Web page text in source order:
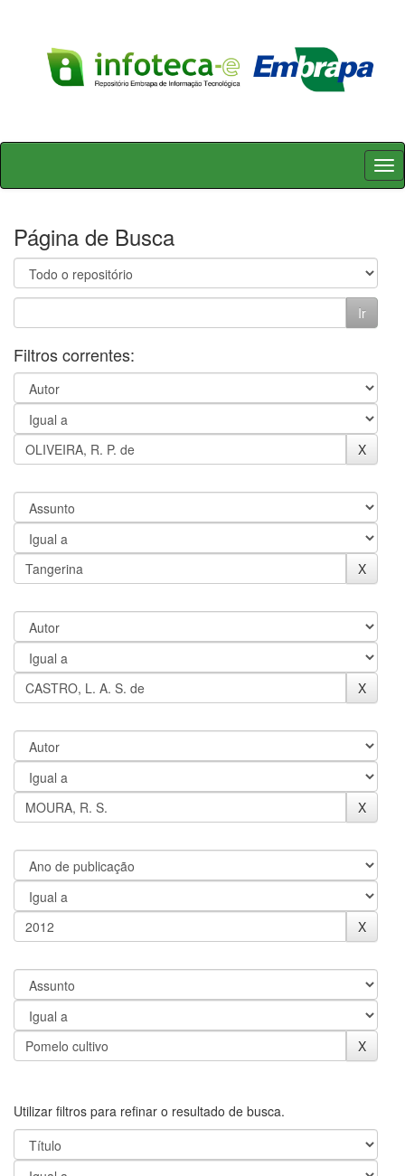
Skip
Página de Busca
Filtros correntes:
Utilizar filtros para refinar o resultado de busca.